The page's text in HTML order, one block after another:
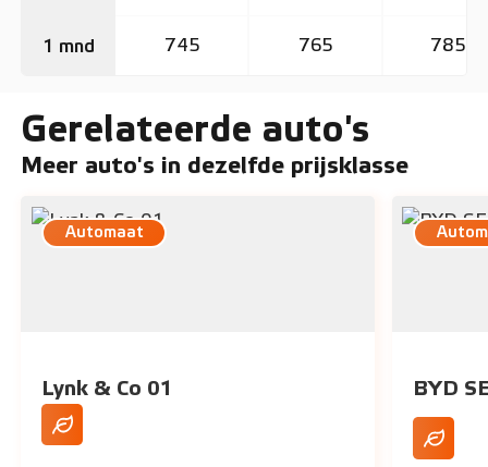
1 mnd 745 765 785
Gerelateerde auto's
Meer auto's in dezelfde prijsklasse
Automaat
Lynk & Co 01 BYD